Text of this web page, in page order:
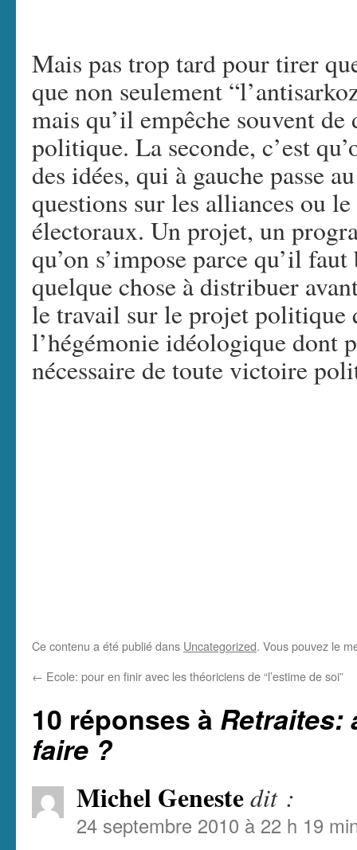
Mais pas trop tard pour tirer
que non seulement
mais qu’il empêche souvent
politique. La seconde, c’est
des idées, qui à gauche passe
questions sur les alliances ou
électoraux. Un projet, un
qu’on s’impose parce qu’il
quelque chose à distribuer
le travail sur le projet politique
l’hégémonie idéologique dont
nécessaire de toute victoire
Ce contenu a été publié dans Uncategorized. Vous pouvez le
← Ecole: pour en finir avec les théoriciens de “l’estime de soi”
10 réponses à
faire ?
Michel Genestedit :
24 septembre 2010 à 22 h 19